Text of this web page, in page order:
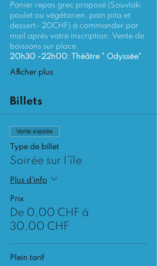
Panier repas grec proposé (Souvlaki
poulet ou végétarien, pain pita et
dessert- 20CHF) à commander par
mail aprés votre inscription. Vente de
boissons sur place.
​20h30 -22h00: Théâtre " Odyssée"
Afficher plus
Billets
Vente expirée
Type de billet
Soirée sur l'île
Plus d'info
Prix
De 0,00 CHF à
30,00 CHF
Plein tarif